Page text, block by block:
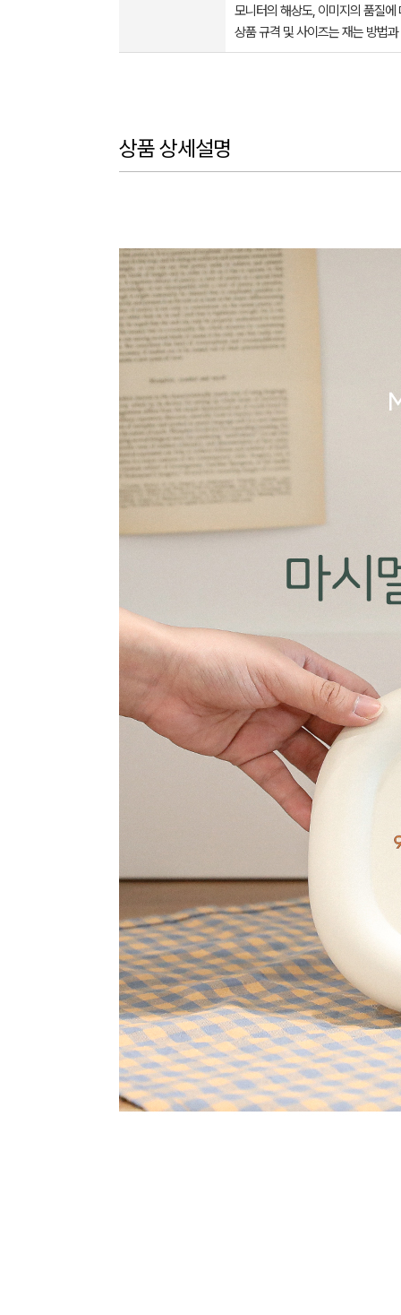
모니터의 해상도, 이미지의 품질
상품 규격 및 사이즈는 재는 방법
상품 상세설명